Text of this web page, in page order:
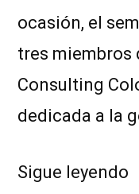
ocasión, el
tres miembros
Consulting
dedicada a la
Sigue leyendo